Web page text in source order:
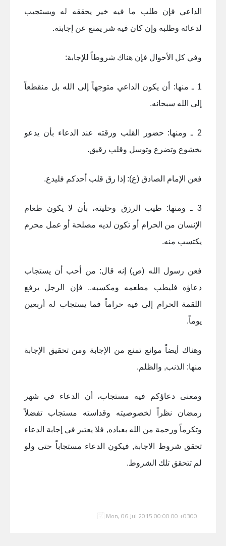
الداعي فإن طلب ما فيه خير يحققه له ويستجيب
لدعائه وطلبه وإن كان فيه شر يمنع عن إجابته.
وفي كل الأحوال فإن هناك شروطاً للإجابة:
1 ـ منها: أن يكون الداعي متوجهاً إلى الله بل منقطعاً
إلى الله سبحانه.
2 ـ ومنها: حضور القلب ورقته عند الدعاء بأن يدعو
بخشوع وتضرع وتوسل وقلب رقيق.
فعن الإمام الصادق (ع): إذا رق قلب أحدكم فليدع.
3 ـ ومنها: طيب الرزق وحليته، بأن لا يكون طعام
الإنسان من الحرام أو تكون لديه مصلحة أو عمل محرم
يكتسب منه.
فعن رسول الله (ص) إنه قال: من أحب أن يستجاب
دعاؤه فليطب مطعمه ومكسبه.. فإن الرجل يرفع
اللقمة الحرام إلى فيه حراماً فما يستجاب له أربعين
يوماً.
وهناك أيضاً موانع تمنع من الإجابة ومن تحقيق الإجابة
منها: الذنب, والظلم.
ومعنى دعاؤكم فيه مستجاب، أن الدعاء في شهر
رمضان نظراً لخصوصيته وقداسته مستجاب تفضلاً
وتكرماً ورحمة من الله بعباده, فلا يعتبر في إجابة الدعاء
تحقق شروط الاجابة, فيكون الدعاء مستجاباً حتى ولو
لم تتحقق تلك الشروط.
Mon, 06 Jul 2015 00:00:00 +0300